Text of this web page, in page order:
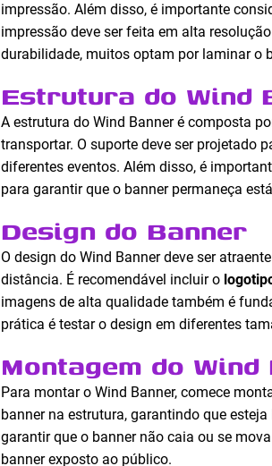
impressão. Além disso, é importante
impressão deve ser feita em alta
durabilidade, muitos optam por laminar o
Estrutura do Wind
A estrutura do Wind Banner é composta
transportar. O suporte deve ser projetado
diferentes eventos. Além disso, é
para garantir que o banner permaneça
Design do Banner
O design do Wind Banner deve ser
distância. É recomendável incluir o
imagens de alta qualidade também é
prática é testar o design em diferentes
Montagem do
Para montar o Wind Banner, comece
banner na estrutura, garantindo que
garantir que o banner não caia ou se
banner exposto ao público.